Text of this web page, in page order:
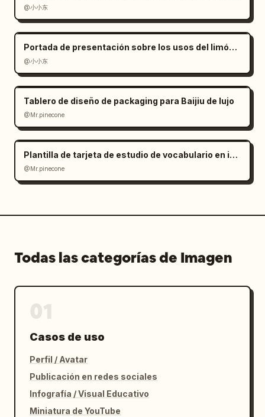
@小小东
Portada de presentación sobre los usos del limón con estilo moderno
@小小东
Tablero de diseño de packaging para Baijiu de lujo
@Mr.pinecone
Plantilla de tarjeta de estudio de vocabulario en inglés
@Mr.pinecone
Todas las categorías de Imagen
Casos de uso
Perfil / Avatar
Publicación en redes sociales
Infografía / Visual Educativo
Miniatura de YouTube